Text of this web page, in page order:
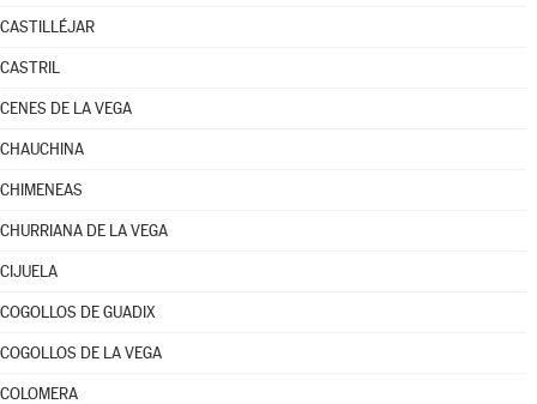
CASTILLÉJAR
CASTRIL
CENES DE LA VEGA
CHAUCHINA
CHIMENEAS
CHURRIANA DE LA VEGA
CIJUELA
COGOLLOS DE GUADIX
COGOLLOS DE LA VEGA
COLOMERA